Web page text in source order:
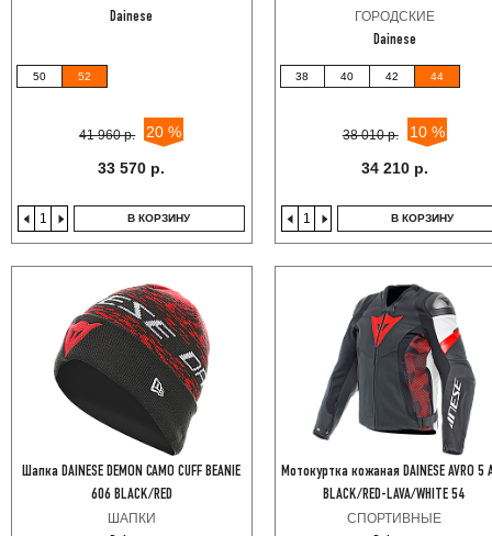
Dainese
50 52
41 960 р. 20 %
33 570 р.
В КОРЗИНУ
ГОРОДСКИЕ
Dainese
38 40 42 44
38 010 р. 10 %
34 210 р.
В КОРЗИНУ
Шапка DAINESE DEMON CAMO CUFF BEANIE
606 BLACK/RED
ШАПКИ
Мотокуртка кожаная DAINESE AVRO 5
BLACK/RED-LAVA/WHITE 54
СПОРТИВНЫЕ